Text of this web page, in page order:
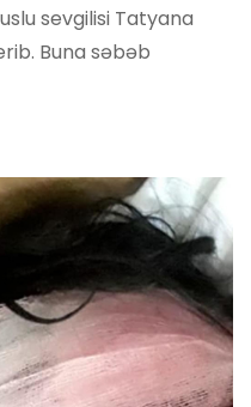
sevgilisi Tatyana
Buna səbəb